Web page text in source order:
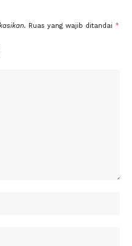
Ruas yang wajib ditandai *